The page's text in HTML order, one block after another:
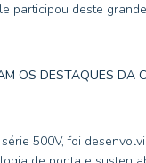
participou deste
OS DESTAQUES DA
série 500V, foi